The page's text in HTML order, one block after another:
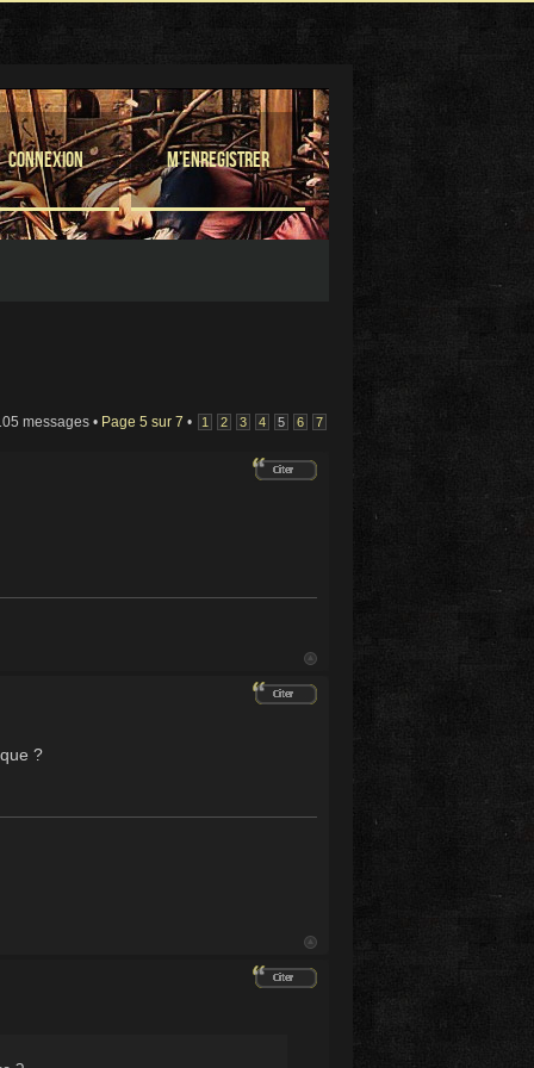
Connexion M’enregistrer
messages • Page 5 sur 7 • 1 2 3 4 5 6 7
?